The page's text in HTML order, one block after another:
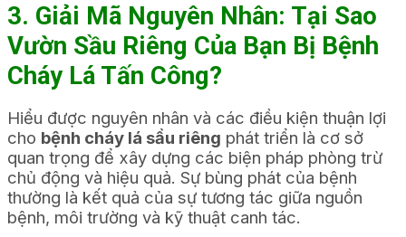
3. Giải Mã Nguyên Nhân: Tại Sao
Vườn Sầu Riêng Của Bạn Bị Bệnh
Cháy Lá Tấn Công?
Hiểu được nguyên nhân và các điều kiện thuận lợi
cho bệnh cháy lá sầu riêng phát triển là cơ sở
quan trọng để xây dựng các biện pháp phòng trừ
chủ động và hiệu quả. Sự bùng phát của bệnh
thường là kết quả của sự tương tác giữa nguồn
bệnh, môi trường và kỹ thuật canh tác.